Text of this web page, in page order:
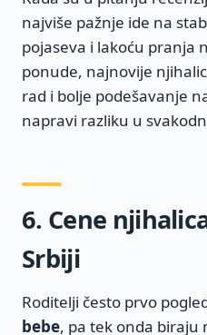
najviše pažnje ide na
pojaseva i lakoću pranja
ponude, najnovije
rad i bolje podešavanje
napravi razliku u
6. Cene
Srbiji
Roditelji često prvo
bebe, pa tek onda biraju